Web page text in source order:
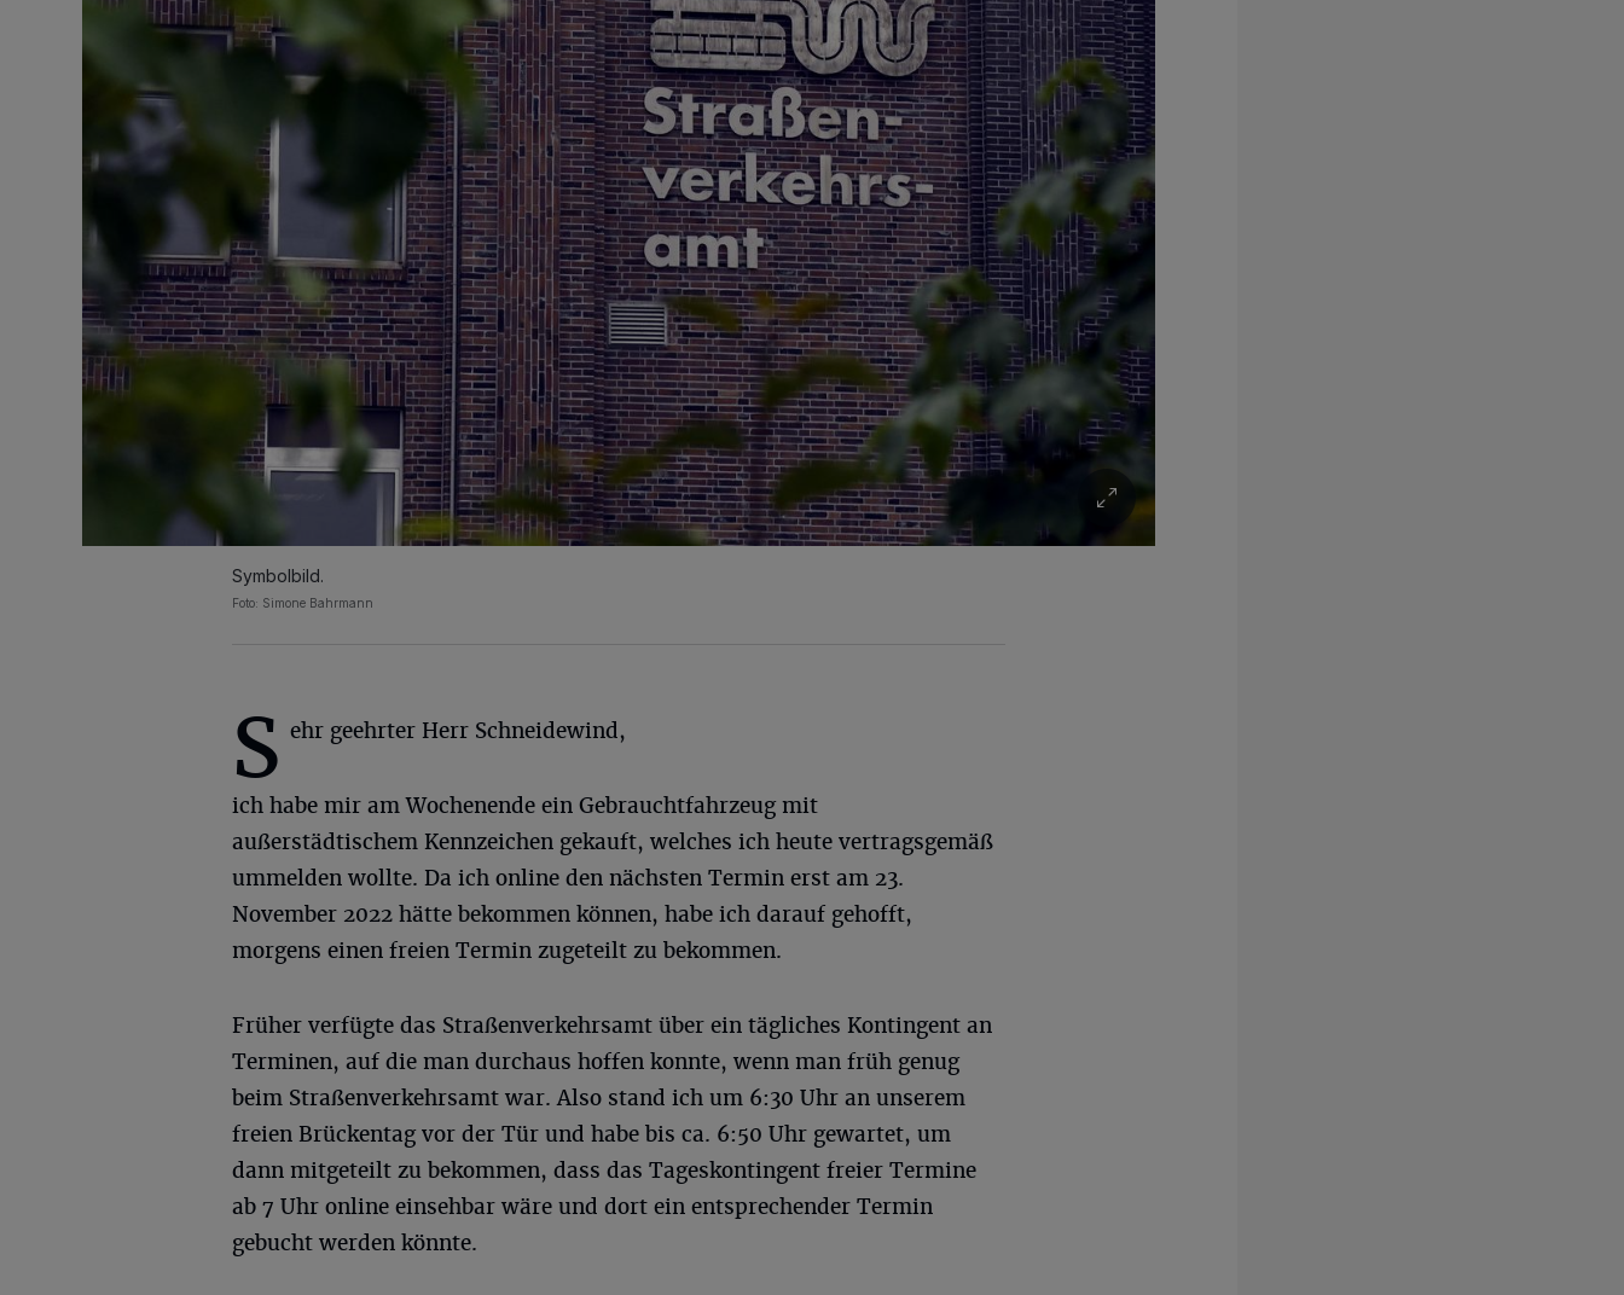
Symbolbild.
Foto: Simone Bahrmann
S ehr geehrter Herr Schneidewind,
ich habe mir am Wochenende ein Gebrauchtfahrzeug mit
außerstädtischem Kennzeichen gekauft, welches ich heute vertragsgemäß
ummelden wollte. Da ich online den nächsten Termin erst am 23.
November 2022 hätte bekommen können, habe ich darauf gehofft,
morgens einen freien Termin zugeteilt zu bekommen.
Früher verfügte das Straßenverkehrsamt über ein tägliches Kontingent an
Terminen, auf die man durchaus hoffen konnte, wenn man früh genug
beim Straßenverkehrsamt war. Also stand ich um 6:30 Uhr an unserem
freien Brückentag vor der Tür und habe bis ca. 6:50 Uhr gewartet, um
dann mitgeteilt zu bekommen, dass das Tageskontingent freier Termine
ab 7 Uhr online einsehbar wäre und dort ein entsprechender Termin
gebucht werden könnte.